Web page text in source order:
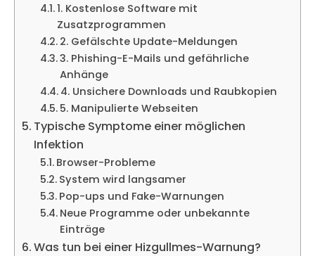
1. Kostenlose Software mit
Zusatzprogrammen
2. Gefälschte Update-Meldungen
3. Phishing-E-Mails und gefährliche
Anhänge
4. Unsichere Downloads und Raubkopien
5. Manipulierte Webseiten
Typische Symptome einer möglichen
Infektion
Browser-Probleme
System wird langsamer
Pop-ups und Fake-Warnungen
Neue Programme oder unbekannte
Einträge
Was tun bei einer Hizgullmes-Warnung?